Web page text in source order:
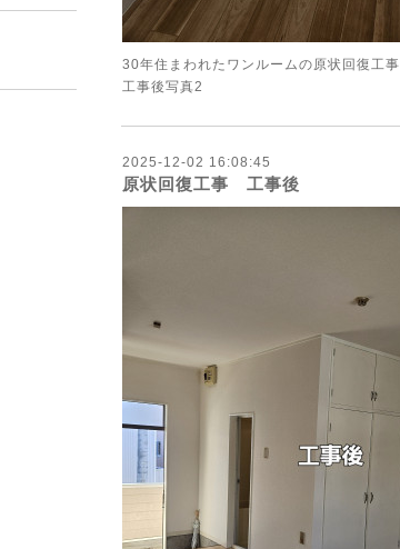
30年住まわれたワンルームの原状回復工事
工事後写真2
2025-12-02 16:08:45
原状回復工事 工事後